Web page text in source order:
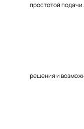
простотой подачи
решения и